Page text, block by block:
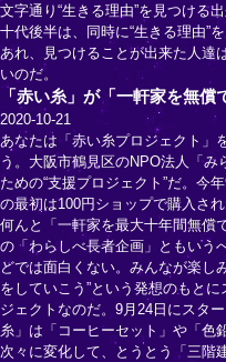
文字通り“生きる理由”を見つける
十代後半は、同時に“生きる理由”
あれ、見つけることが出来た人達
いのだ。
「赤い糸」が「一軒家を無
2020-10-21
あなたは「赤い糸プロジェクト」
う。大阪市鶴見区のNPO法人「
ための“支援プロジェクト”だ。今
の最初は100円ショップで購入さ
何んと「一軒家を最大十年間無償
の「わらしべ長者企画」ともいう
どでは面白くない。みんなが楽し
をしていこう”という発想のもと
ジェクトなのだ。9月24日にスタ
糸」は「コーヒーセット」や「色
次々に変化して、とうとう「三階